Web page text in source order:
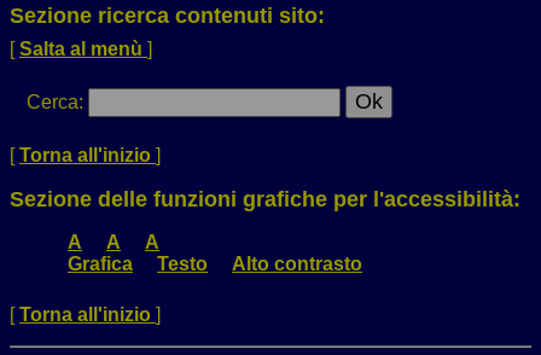
Sezione ricerca contenuti sito:
[Salta al menù ]
Cerca:
[Torna all'inizio ]
Sezione delle funzioni grafiche per l'accessibilità:
A A
A
Grafica
Testo Alto contrasto
[Torna all'inizio ]